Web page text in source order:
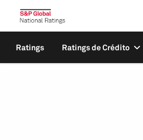
Ratings Ratings de Crédito